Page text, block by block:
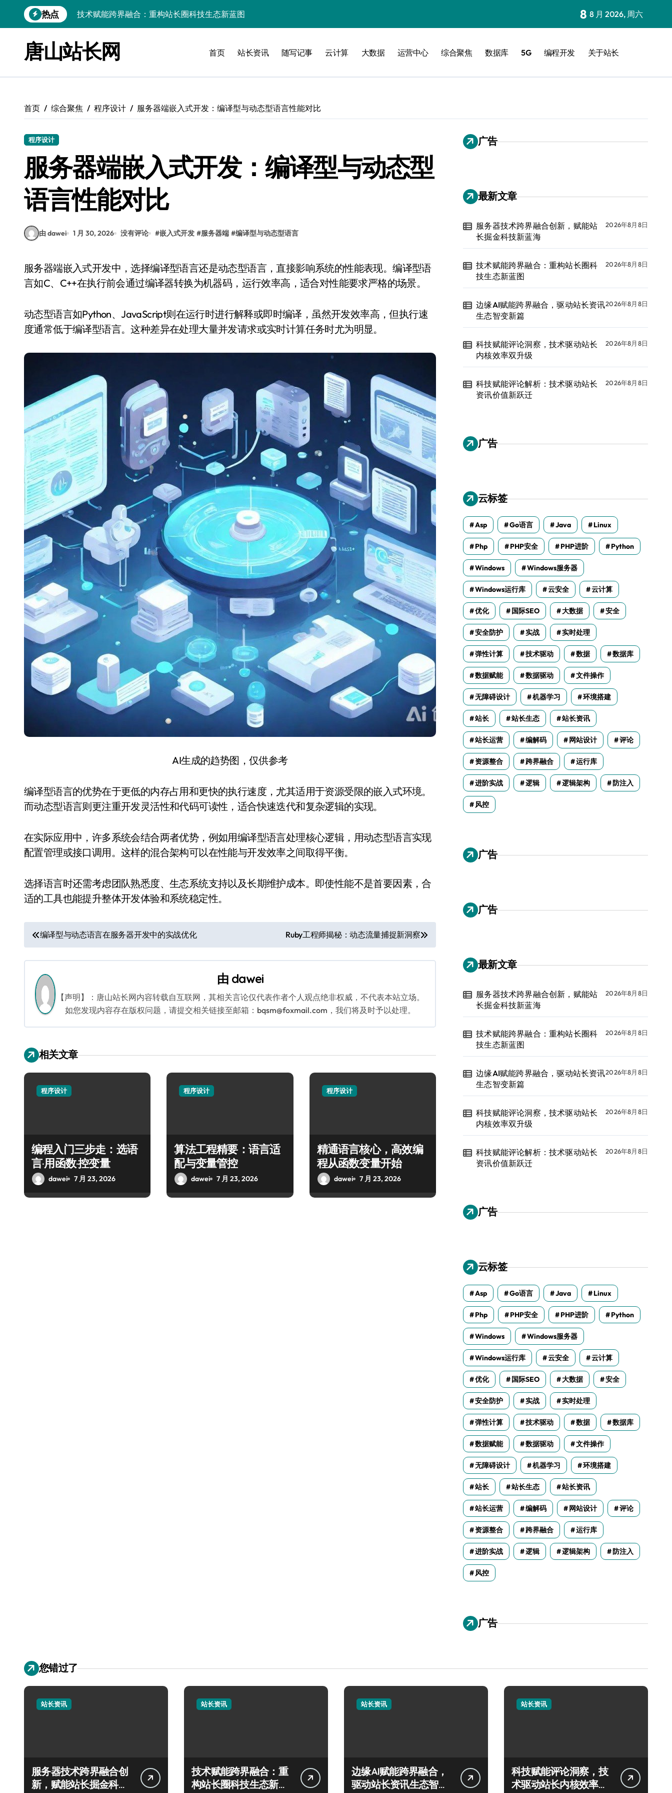
到
热点
边缘AI赋能跨界融合，驱动站长资讯生态智变新篇
科技赋能评论解析：技术驱动站长资讯价值新跃迁
区块链赋能评论数据驱动，站长资讯提炼迎科技新范式
高并发视角下：评论区数据掘金内核解密与极速提炼术
科技赋能评论挖掘，技术精析站长资讯提内容价值
服务器技术跨界融合创新，赋能站长掘金科技新蓝海
8 8 月 2026, 周六
唐山站长网 首页 站长资讯 随写记事 云计算 大数据 运营中心 综合聚焦 数据库 5G 编程开发 关于站长
首页 综合聚焦 程序设计 服务器端嵌入式开发：编译型与动态型语言性能对比
程序设计
服务器端嵌入式开发：编译型与动态型
语言性能对比
由 dawei 1 月 30, 2026 没有评论 #嵌入式开发 #服务器端 #编译型与动态型语言
服务器端嵌入式开发中，选择编译型语言还是动态型语言，直接影响系统的性能表现。编译型语
言如C、C++在执行前会通过编译器转换为机器码，运行效率高，适合对性能要求严格的场景。
动态型语言如Python、JavaScript则在运行时进行解释或即时编译，虽然开发效率高，但执行速
度通常低于编译型语言。这种差异在处理大量并发请求或实时计算任务时尤为明显。
AI生成的趋势图，仅供参考
编译型语言的优势在于更低的内存占用和更快的执行速度，尤其适用于资源受限的嵌入式环境。
而动态型语言则更注重开发灵活性和代码可读性，适合快速迭代和复杂逻辑的实现。
在实际应用中，许多系统会结合两者优势，例如用编译型语言处理核心逻辑，用动态型语言实现
配置管理或接口调用。这样的混合架构可以在性能与开发效率之间取得平衡。
选择语言时还需考虑团队熟悉度、生态系统支持以及长期维护成本。即使性能不是首要因素，合
适的工具也能提升整体开发体验和系统稳定性。
文
章
导
航
编译型与动态语言在服务器开发中的实战优化 Ruby工程师揭秘：动态流量捕捉新洞察
由 dawei
【声明】：唐山站长网内容转载自互联网，其相关言论仅代表作者个人观点绝非权威，不代表本站立场。
如您发现内容存在版权问题，请提交相关链接至邮箱：bqsm@foxmail.com，我们将及时予以处理。
相关文章
程序设计
编程入门三步走：选语
言·用函数·控变量
dawei 7 月 23, 2026
程序设计
算法工程精要：语言适
配与变量管控
dawei 7 月 23, 2026
程序设计
精通语言核心，高效编
程从函数变量开始
dawei 7 月 23, 2026
广告
最新文章
服务器技术跨界融合创新，赋能站
长掘金科技新蓝海
2026年8月8日
技术赋能跨界融合：重构站长圈科
技生态新蓝图
2026年8月8日
边缘AI赋能跨界融合，驱动站长资讯
生态智变新篇
2026年8月8日
科技赋能评论洞察，技术驱动站长
内核效率双升级
2026年8月8日
科技赋能评论解析：技术驱动站长
资讯价值新跃迁
2026年8月8日
广告
云标签
Asp Go语言 Java Linux
Php PHP安全 PHP进阶 Python
Windows Windows服务器
Windows运行库 云安全 云计算
优化 国际SEO 大数据 安全
安全防护 实战 实时处理
弹性计算 技术驱动 数据 数据库
数据赋能 数据驱动 文件操作
无障碍设计 机器学习 环境搭建
站长 站长生态 站长资讯
站长运营 编解码 网站设计 评论
资源整合 跨界融合 运行库
进阶实战 逻辑 逻辑架构 防注入
风控
广告
广告
最新文章
服务器技术跨界融合创新，赋能站
长掘金科技新蓝海
2026年8月8日
技术赋能跨界融合：重构站长圈科
技生态新蓝图
2026年8月8日
边缘AI赋能跨界融合，驱动站长资讯
生态智变新篇
2026年8月8日
科技赋能评论洞察，技术驱动站长
内核效率双升级
2026年8月8日
科技赋能评论解析：技术驱动站长
资讯价值新跃迁
2026年8月8日
广告
云标签
Asp Go语言 Java Linux
Php PHP安全 PHP进阶 Python
Windows Windows服务器
Windows运行库 云安全 云计算
优化 国际SEO 大数据 安全
安全防护 实战 实时处理
弹性计算 技术驱动 数据 数据库
数据赋能 数据驱动 文件操作
无障碍设计 机器学习 环境搭建
站长 站长生态 站长资讯
站长运营 编解码 网站设计 评论
资源整合 跨界融合 运行库
进阶实战 逻辑 逻辑架构 防注入
风控
广告
您错过了
站长资讯
服务器技术跨界融合创
新，赋能站长掘金科技
站长资讯
技术赋能跨界融合：重
构站长圈科技生态新蓝
站长资讯
边缘AI赋能跨界融合，
驱动站长资讯生态智变
站长资讯
科技赋能评论洞察，技
术驱动站长内核效率双